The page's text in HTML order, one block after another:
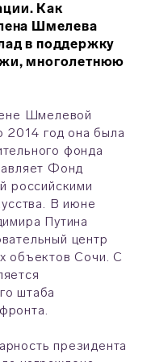
Как
Шмелева
в поддержку
многолетнюю
Шмелевой
2014 год она была
фонда
Фонд
российскими
В июне
Путина
центр
объектов Сочи. С
штаба
президента